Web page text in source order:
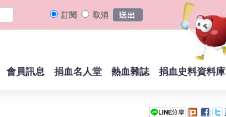
訂閱 取消
會員訊息 捐血名人堂 熱血雜誌 捐血史料資料庫